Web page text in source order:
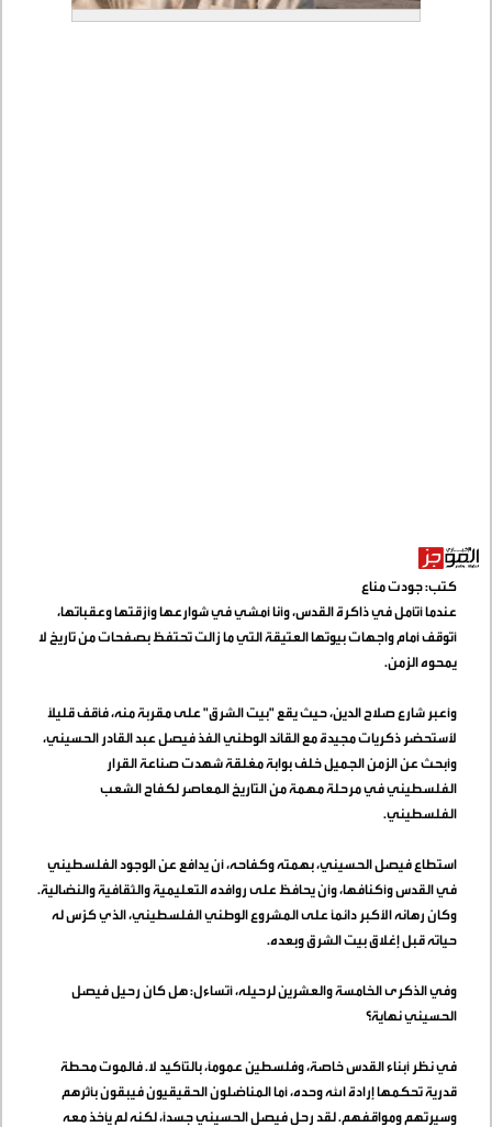
كتب: جودت مناع
عندما أتأمل في ذاكرة القدس، وأنا أمشي في شوارعها وأزقتها وعقباتها،
أتوقف أمام واجهات بيوتها العتيقة التي ما زالت تحتفظ بصفحات من تاريخ لا
يمحوه الزمن.
وأعبر شارع صلاح الدين، حيث يقع "بيت الشرق" على مقربة منه، فأقف قليلاً
لأستحضر ذكريات مجيدة مع القائد الوطني الفذ فيصل عبد القادر الحسيني،
وأبحث عن الزمن الجميل خلف بوابة مغلقة شهدت صناعة القرار
الفلسطيني في مرحلة مهمة من التاريخ المعاصر لكفاح الشعب
الفلسطيني.
استطاع فيصل الحسيني، بهمته وكفاحه، أن يدافع عن الوجود الفلسطيني
في القدس وأكنافها، وأن يحافظ على روافده التعليمية والثقافية والنضالية.
وكان رهانه الأكبر دائماً على المشروع الوطني الفلسطيني، الذي كرّس له
حياته قبل إغلاق بيت الشرق وبعده.
وفي الذكرى الخامسة والعشرين لرحيله، أتساءل: هل كان رحيل فيصل
الحسيني نهاية؟
في نظر أبناء القدس خاصة، وفلسطين عموماً، بالتأكيد لا. فالموت محطة
قدرية تحكمها إرادة الله وحده، أما المناضلون الحقيقيون فيبقون بأثرهم
وسيرتهم ومواقفهم. لقد رحل فيصل الحسيني جسداً، لكنه لم يأخذ معه